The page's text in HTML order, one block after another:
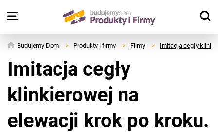
Budujemy Dom > Produkty i firmy > Filmy > Imitacja cegły
Imitacja cegły
klinkierowej na
elewacji krok po kroku.